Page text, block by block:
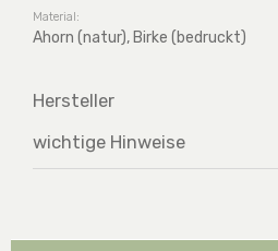
Material:
Ahorn (natur), Birke (bedruckt)
Hersteller
wichtige Hinweise